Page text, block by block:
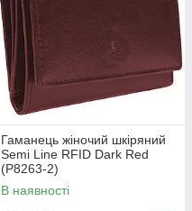
Гаманець жіночий шкіряний
Semi Line RFID Dark Red
(P8263-2)
В наявності